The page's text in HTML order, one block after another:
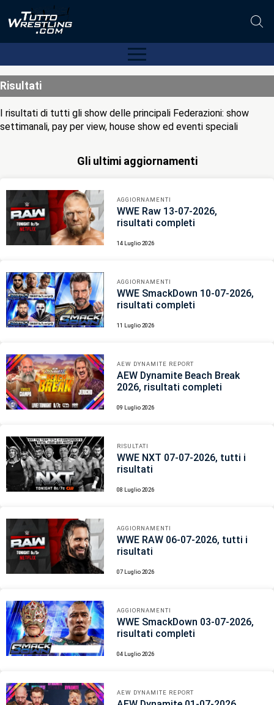
Risultati
I risultati di tutti gli show delle principali Federazioni: show
settimanali, pay per view, house show ed eventi speciali
Gli ultimi aggiornamenti
AGGIORNAMENTI
WWE Raw 13-07-2026,
risultati completi
14 Luglio 2026
AGGIORNAMENTI
WWE SmackDown 10-07-2026,
risultati completi
11 Luglio 2026
AEW DYNAMITE REPORT
AEW Dynamite Beach Break
2026, risultati completi
09 Luglio 2026
RISULTATI
WWE NXT 07-07-2026, tutti i
risultati
08 Luglio 2026
AGGIORNAMENTI
WWE RAW 06-07-2026, tutti i
risultati
07 Luglio 2026
AGGIORNAMENTI
WWE SmackDown 03-07-2026,
risultati completi
04 Luglio 2026
AEW DYNAMITE REPORT